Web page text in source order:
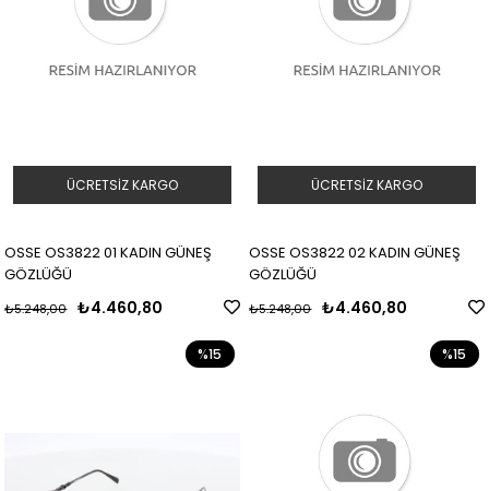
OSSE OS3822 01 KADIN GÜNEŞ
GÖZLÜĞÜ
₺4.460,80
₺5.248,00
ÜCRETSIZ KARGO
OSSE OS3822 02 KADIN GÜNEŞ
GÖZLÜĞÜ
₺4.460,80
₺5.248,00
ÜCRETSIZ KARGO
%15 %15